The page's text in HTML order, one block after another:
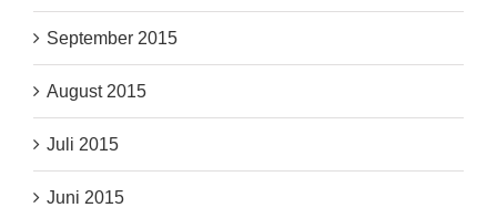
September 2015
August 2015
Juli 2015
Juni 2015